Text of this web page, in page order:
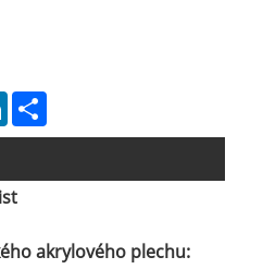
LinkedIn
akrylového plechu: